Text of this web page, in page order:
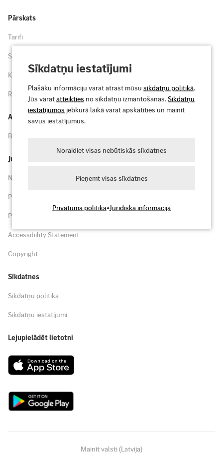
Pārskats
Tarifi
Svarīgākā informācija
Karte
Reģistrēties
Atbalsts
BUJ un atbalsts
Juridiskā informācija
Noteikumi un nosacījumi
Privātuma politika
Par šo tīmekļa vietni
Accessibility Statement
Copyright
Sīkdatnes
Sīkdatņu politika
Sīkdatņu iestatījumi
Lejupielādēt lietotni
Mainīt valsti (Latvija)
Sīkdatņu iestatījumi
Plašāku informāciju varat atrast mūsu sīkdatņu politikā.
Jūs varatatteikties no sīkdatņu izmantošanas.Sīkdatņu
iestatījumos jebkurā laikā varat apskatīties un mainīt
savus iestatījumus.
Noraidiet visas nebūtiskās sīkdatnes
Pieņemt visas sīkdatnes
Privātuma politika•Juridiskā informācija